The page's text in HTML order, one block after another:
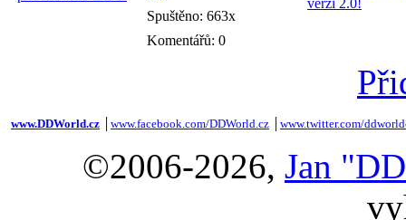
Spuštěno: 663x
Komentářů: 0
www.DDWorld.cz www.facebook.com/DDWorld.cz www.twitter.com/
©2006-2026, Jan